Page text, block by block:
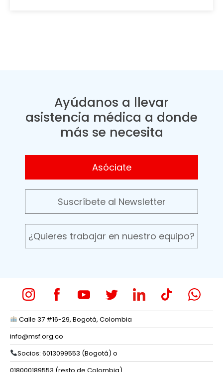
Ayúdanos a llevar
asistencia médica a donde
más se necesita
Asóciate
Suscríbete al Newsletter
¿Quieres trabajar en nuestro equipo?
Calle 37 #16-29, Bogotá, Colombia
info@msf.org.co
Socios: 6013099553 (Bogotá) o